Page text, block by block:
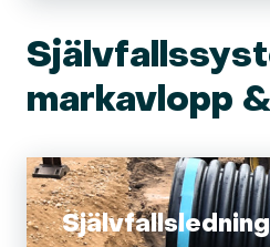
markavlopp